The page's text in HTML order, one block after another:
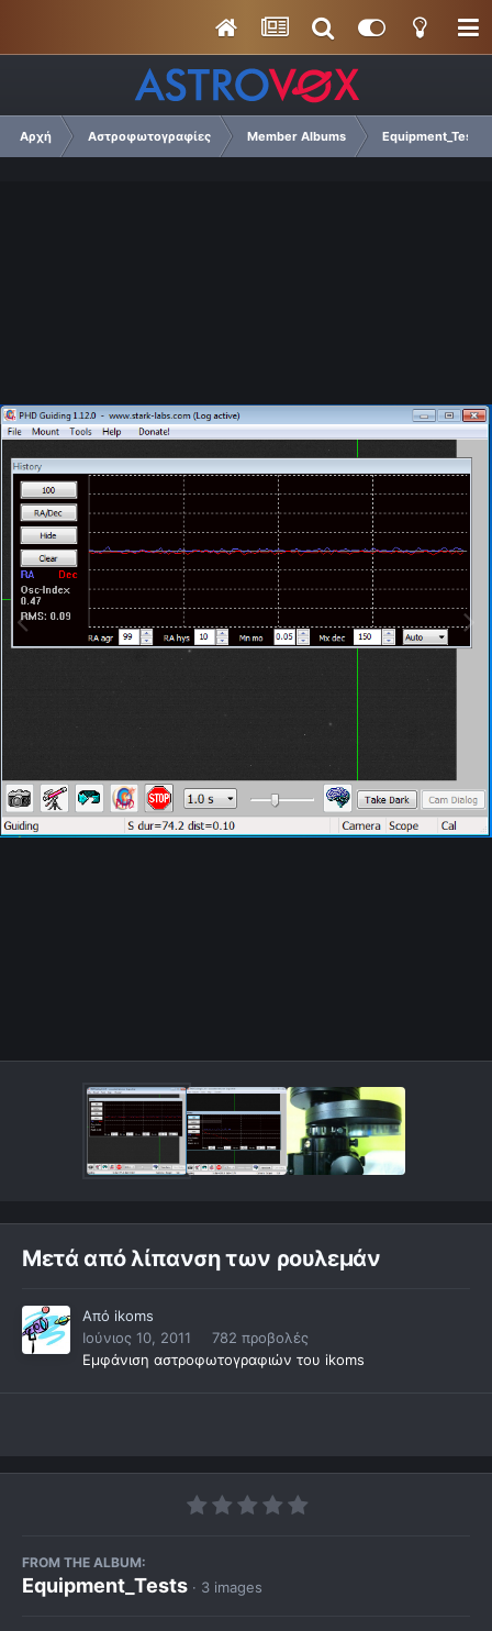
Αρχή Αστροφωτογραφίες Member Albums Equipment_Tests
Μετά από λίπανση των ρουλεμάν
Από ikoms
Ιούνιος 10, 2011
782 προβολές
Εμφάνιση αστροφωτογραφιών του ikoms
FROM THE ALBUM:
Equipment_Tests · 3 images